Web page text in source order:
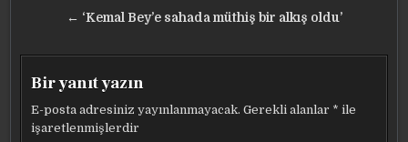
gezinmesi
← ‘Kemal Bey’e sahada müthiş bir alkış oldu’
Bir yanıt yazın
E-posta adresiniz yayınlanmayacak. Gerekli alanlar * ile
işaretlenmişlerdir